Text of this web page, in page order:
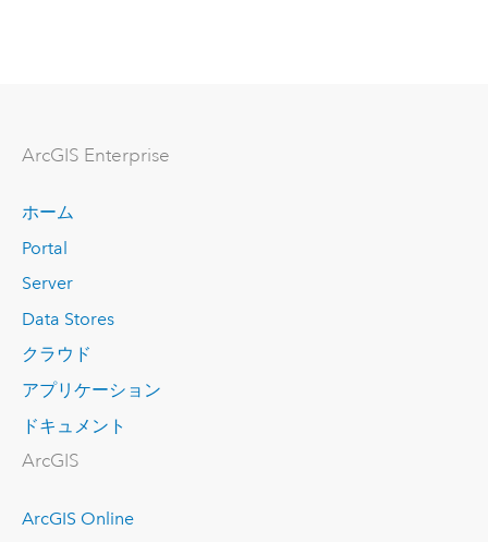
ArcGIS Enterprise
ホーム
Portal
Server
Data Stores
クラウド
アプリケーション
ドキュメント
ArcGIS
ArcGIS Online